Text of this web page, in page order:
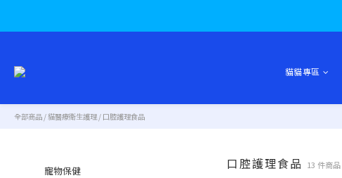
貓貓專區
全部商品 /貓醫療衛生護理/ 口腔護理食品
寵物保健 口腔護理食品 13 件商品